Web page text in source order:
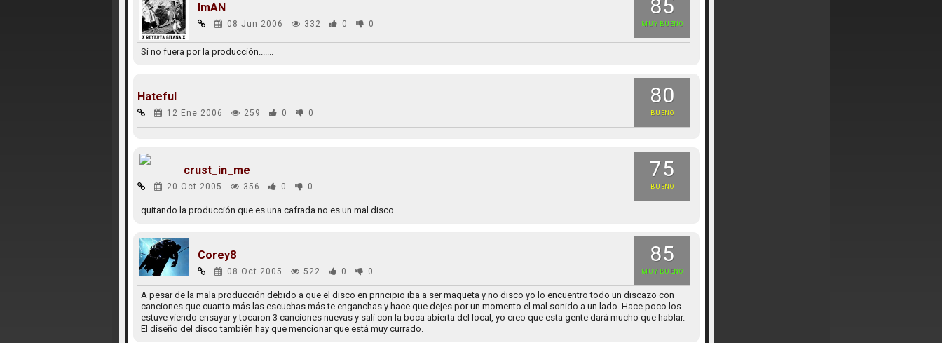
85
MUY BUENO
ImAN
08 Jun 2006 332 0 0
Si no fuera por la producción.......
80
BUENO
Hateful
12 Ene 2006 259 0 0
75
BUENO
crust_in_me
20 Oct 2005 356 0 0
quitando la producción que es una cafrada no es un mal disco.
85
MUY BUENO
Corey8
08 Oct 2005 522 0 0
A pesar de la mala producción debido a que el disco en principio iba a ser maqueta y no disco yo lo encuentro todo un discazo con
canciones que cuanto más las escuchas más te enganchas y hace que dejes por un momento el mal sonido a un lado. Hace poco los
estuve viendo ensayar y tocaron 3 canciones nuevas y salí con la boca abierta del local, yo creo que esta gente dará mucho que hablar.
El diseño del disco también hay que mencionar que está muy currado.